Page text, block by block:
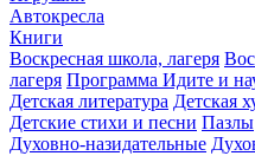
Автокресла
Книги
Воскресная школа, лагеря
лагеря Программа Идите и
Детская литература Детская
Детские стихи и песни Пазлы
Духовно-назидательные